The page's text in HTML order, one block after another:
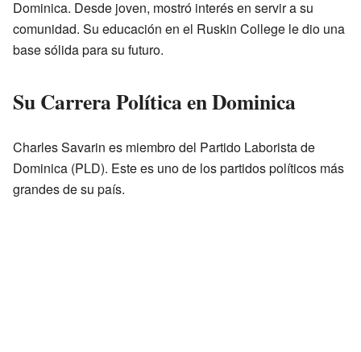
Dominica. Desde joven, mostró interés en servir a su
comunidad. Su educación en el Ruskin College le dio una
base sólida para su futuro.
Su Carrera Política en Dominica
Charles Savarin es miembro del Partido Laborista de
Dominica (PLD). Este es uno de los partidos políticos más
grandes de su país.